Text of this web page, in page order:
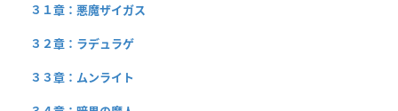
３１章：悪魔ザイガス
３２章：ラデュラゲ
３３章：ムンライト